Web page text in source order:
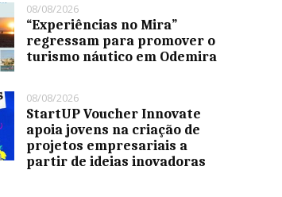
08/08/2026
“Experiências no Mira”
regressam para promover o
turismo náutico em Odemira
08/08/2026
StartUP Voucher Innovate
apoia jovens na criação de
projetos empresariais a
partir de ideias inovadoras